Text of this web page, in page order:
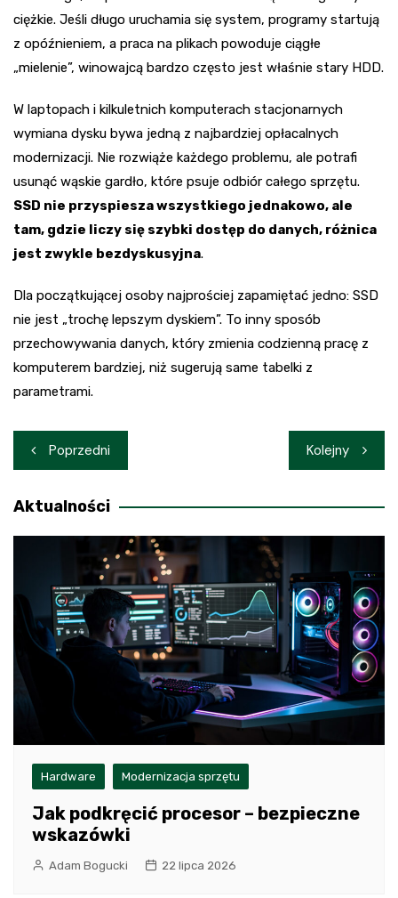
ciężkie. Jeśli długo uruchamia się system, programy startują
z opóźnieniem, a praca na plikach powoduje ciągłe
„mielenie”, winowajcą bardzo często jest właśnie stary HDD.
W laptopach i kilkuletnich komputerach stacjonarnych
wymiana dysku bywa jedną z najbardziej opłacalnych
modernizacji. Nie rozwiąże każdego problemu, ale potrafi
usunąć wąskie gardło, które psuje odbiór całego sprzętu.
SSD nie przyspiesza wszystkiego jednakowo, ale
tam, gdzie liczy się szybki dostęp do danych, różnica
jest zwykle bezdyskusyjna.
Dla początkującej osoby najprościej zapamiętać jedno: SSD
nie jest „trochę lepszym dyskiem”. To inny sposób
przechowywania danych, który zmienia codzienną pracę z
komputerem bardziej, niż sugerują same tabelki z
parametrami.
Nawigacja
wpisu
Poprzedni Kolejny
Aktualności
Hardware Modernizacja sprzętu
Jak podkręcić procesor – bezpieczne
wskazówki
Adam Bogucki 22 lipca 2026